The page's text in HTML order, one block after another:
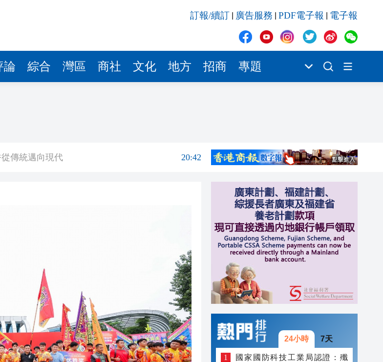
訂報/續訂 廣告服務 PDF電子報 電子報
論 綜合 灣區 商社 文化 地方 招商 專題
20:42
額近936億
20:40
傳承新篇章
證如山豈能妄想輕判
傳統邁向現代
20:42
20:34
證如山豈能妄想輕判
21:08
20:55
傳統邁向現代
20:42
20:42
20:41
24小時 7天
國家國防科技工業局認證：殲